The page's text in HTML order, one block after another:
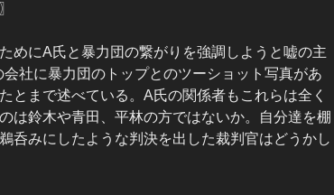
めにA氏と暴力団の繋がりを強調しようと嘘の主
社に暴力団のトップとのツーショット写真があ
とまで述べている。A氏の関係者もこれらは全く
は鈴木や青田、平林の方ではないか。自分達を棚
呑みにしたような判決を出した裁判官はどうかし